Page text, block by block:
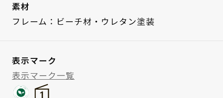
素材
フレーム：ビーチ材・ウレタン塗装
表示マーク
表示マーク一覧